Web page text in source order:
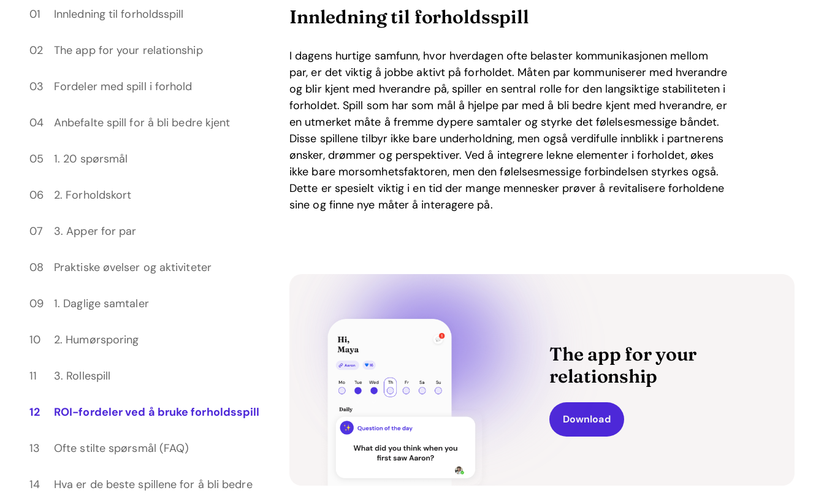
Innledning til forholdsspill
The app for your relationship
Fordeler med spill i forhold
Anbefalte spill for å bli bedre kjent
1. 20 spørsmål
2. Forholdskort
3. Apper for par
Praktiske øvelser og aktiviteter
1. Daglige samtaler
2. Humørsporing
3. Rollespill
ROI-fordeler ved å bruke forholdsspill
Ofte stilte spørsmål (FAQ)
Hva er de beste spillene for å bli bedre
Innledning til forholdsspill
I dagens hurtige samfunn, hvor hverdagen ofte belaster kommunikasjonen mellom
par, er det viktig å jobbe aktivt på forholdet. Måten par kommuniserer med hverandre
og blir kjent med hverandre på, spiller en sentral rolle for den langsiktige stabiliteten i
forholdet. Spill som har som mål å hjelpe par med å bli bedre kjent med hverandre, er
en utmerket måte å fremme dypere samtaler og styrke det følelsesmessige båndet.
Disse spillene tilbyr ikke bare underholdning, men også verdifulle innblikk i partnerens
ønsker, drømmer og perspektiver. Ved å integrere lekne elementer i forholdet, økes
ikke bare morsomhetsfaktoren, men den følelsesmessige forbindelsen styrkes også.
Dette er spesielt viktig i en tid der mange mennesker prøver å revitalisere forholdene
sine og finne nye måter å interagere på.
The app for your
relationship
Download